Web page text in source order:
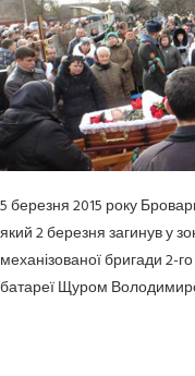
5 березня 2015 року
який 2 березня загинув у
механізованої бригади 2-
батареї Щуром